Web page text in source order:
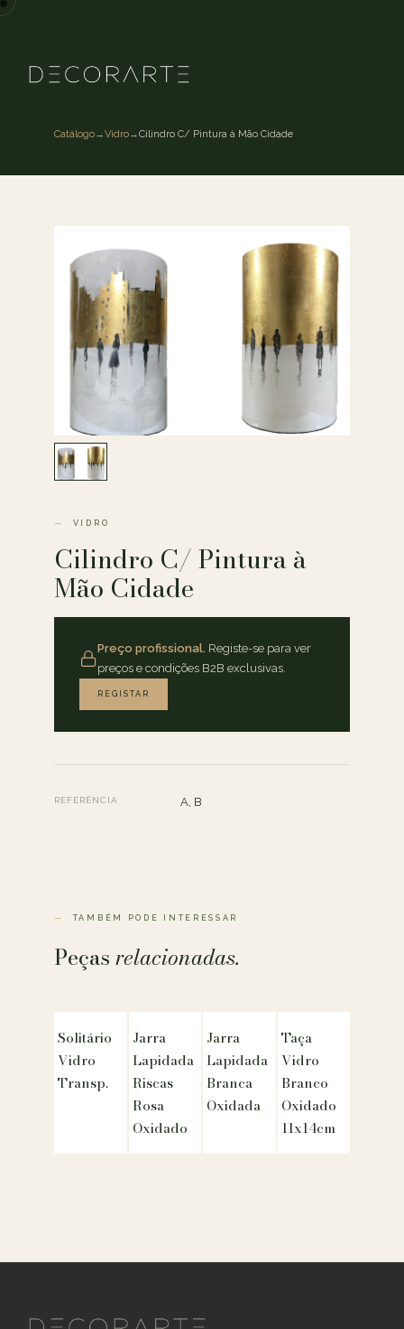
Catálogo→Vidro→Cilindro C/ Pintura à Mão Cidade
VIDRO
Cilindro C/ Pintura à
Mão Cidade
Preço profissional. Registe-se para ver
preços e condições B2B exclusivas.
REGISTAR
REFERÊNCIA A, B
TAMBÉM PODE INTERESSAR
Peçasrelacionadas.
Solitário
Vidro
Transp.
Jarra
Lapidada
Riscas
Rosa
Oxidado
Jarra
Lapidada
Branca
Oxidada
Taça
Vidro
Branco
Oxidado
11x14cm